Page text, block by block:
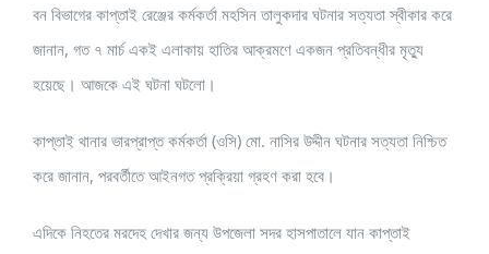
বন বিভাগের কাপ্তাই রেঞ্জের কর্মকর্তা মহসিন তালুকদার ঘটনার সত্যতা স্বীকার করে
জানান, গত ৭ মার্চ একই এলাকায় হাতির আক্রমণে একজন প্রতিবন্ধীর মৃত্যু
হয়েছে। আজকে এই ঘটনা ঘটলো।
কাপ্তাই থানার ভারপ্রাপ্ত কর্মকর্তা (ওসি) মো. নাসির উদ্দীন ঘটনার সত্যতা নিশ্চিত
করে জানান, পরবর্তীতে আইনগত প্রক্রিয়া গ্রহণ করা হবে।
এদিকে নিহতের মরদেহ দেখার জন্য উপজেলা সদর হাসপাতালে যান কাপ্তাই